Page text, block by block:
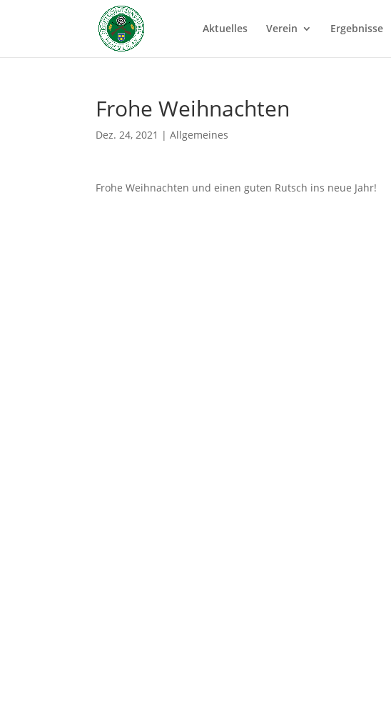
Aktuelles Verein Ergebnisse
Frohe Weihnachten
Dez. 24, 2021 |Allgemeines
Frohe Weihnachten und einen guten Rutsch ins neue Jahr!